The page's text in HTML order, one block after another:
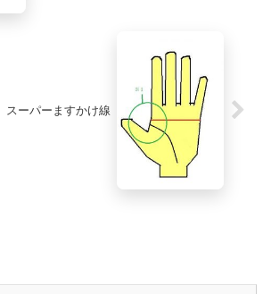
スーパーますかけ線